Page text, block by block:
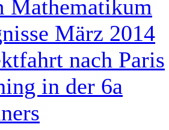
Mathematikum
März 2014
nach Paris
in der 6a